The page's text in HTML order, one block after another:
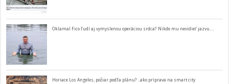
Oklamal Fico ľudí aj vymyslenou operáciou srdca? Nikde mu nevidieť jazvu…
Horiace Los Angeles, požiar podľa plánu? ..ako príprava na smart city